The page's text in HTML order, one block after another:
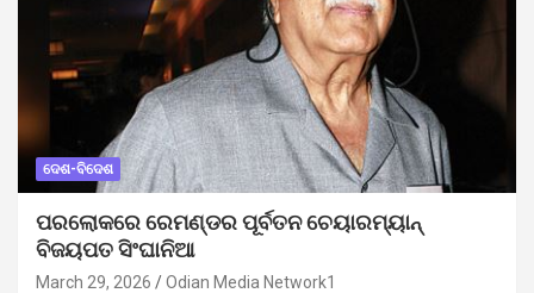
ଦେଶ-ବିଦେଶ
ପରଲୋକରେ ରେମଣ୍ଡର ପୂର୍ବତନ ଚେୟାରମ୍ୟାନ୍
ବିଜୟପତ ସିଂଘାନିଆ
March 29, 2026 Odian Media Network1